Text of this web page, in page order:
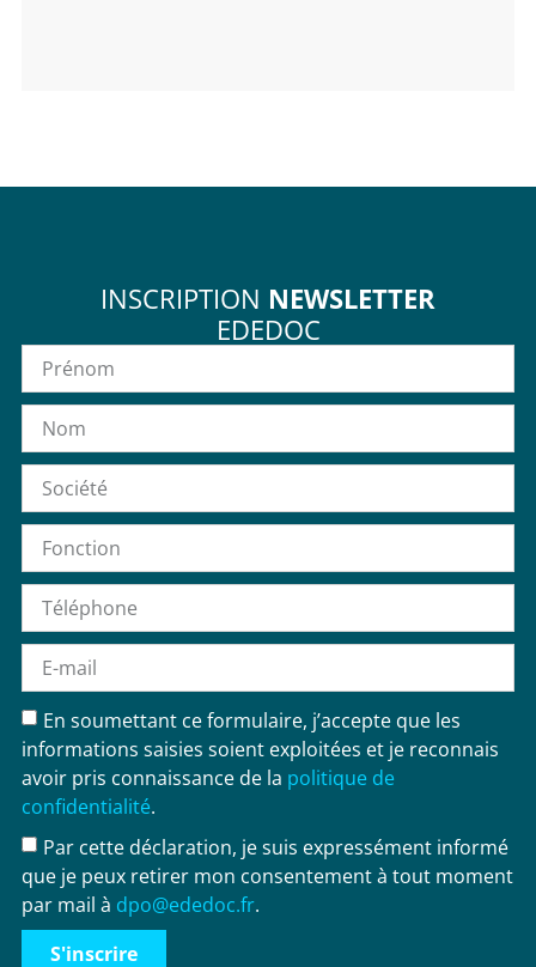
INSCRIPTION NEWSLETTER
EDEDOC
En soumettant ce formulaire, j’accepte que les
informations saisies soient exploitées et je reconnais
avoir pris connaissance de la politique de
confidentialité.
Par cette déclaration, je suis expressément informé
que je peux retirer mon consentement à tout moment
par mail à dpo@ededoc.fr.
S'inscrire